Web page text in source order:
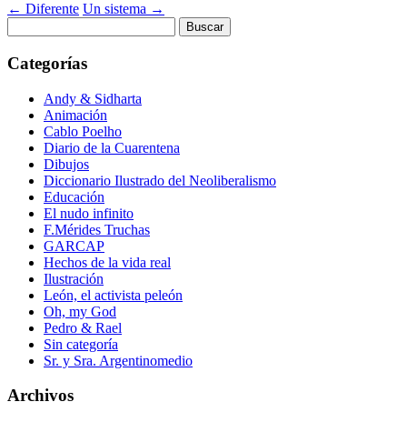
← Diferente Un sistema →
Categorías
Andy & Sidharta
Animación
Cablo Poelho
Diario de la Cuarentena
Dibujos
Diccionario Ilustrado del Neoliberalismo
Educación
El nudo infinito
F.Mérides Truchas
GARCAP
Hechos de la vida real
Ilustración
León, el activista peleón
Oh, my God
Pedro & Rael
Sin categoría
Sr. y Sra. Argentinomedio
Archivos